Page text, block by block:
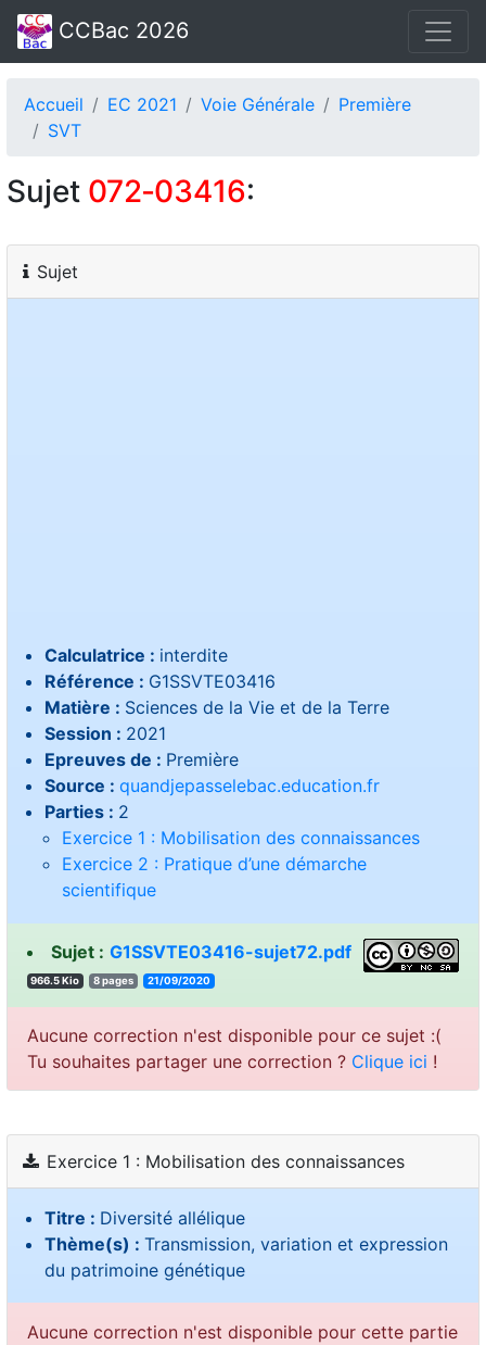
CCBac 2026
Accueil EC 2021 Voie Générale
Première
SVT
Sujet 072‑03416:
Sujet
Calculatrice : interdite
Référence : G1SSVTE03416
Matière : Sciences de la Vie et de la Terre
Session : 2021
Epreuves de : Première
Source : quandjepasselebac.education.fr
Parties : 2
Exercice 1 : Mobilisation des connaissances
Exercice 2 : Pratique d’une démarche
scientifique
Sujet : G1SSVTE03416-sujet72.pdf
966.5 Kio 8 pages 21/09/2020
Aucune correction n'est disponible pour ce sujet :(
Tu souhaites partager une correction ? Clique ici !
Exercice 1 : Mobilisation des connaissances
Titre : Diversité allélique
Thème(s) : Transmission, variation et expression
du patrimoine génétique
Aucune correction n'est disponible pour cette partie